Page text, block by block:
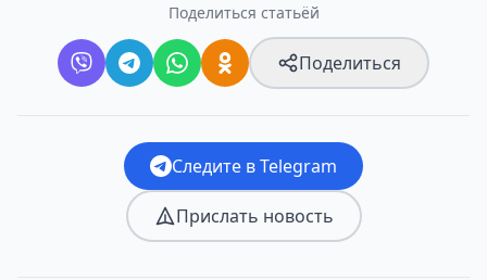
Поделиться статьёй
Поделиться
Следите в Telegram
Прислать новость